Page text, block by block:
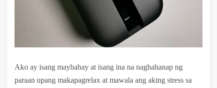
Ako ay isang maybahay at isang ina na naghahanap ng
paraan upang makapagrelax at mawala ang aking stress sa